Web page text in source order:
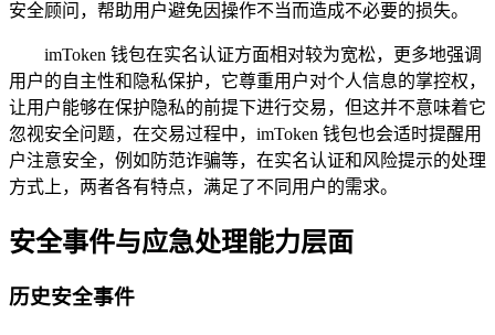
安全顾问，帮助用户避免因操作不当而造成不必要的损失。
imToken 钱包在实名认证方面相对较为宽松，更多地强调
用户的自主性和隐私保护，它尊重用户对个人信息的掌控权，
让用户能够在保护隐私的前提下进行交易，但这并不意味着它
忽视安全问题，在交易过程中，imToken 钱包也会适时提醒用
户注意安全，例如防范诈骗等，在实名认证和风险提示的处理
方式上，两者各有特点，满足了不同用户的需求。
安全事件与应急处理能力层面
历史安全事件